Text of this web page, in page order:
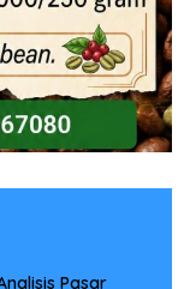
Pasar